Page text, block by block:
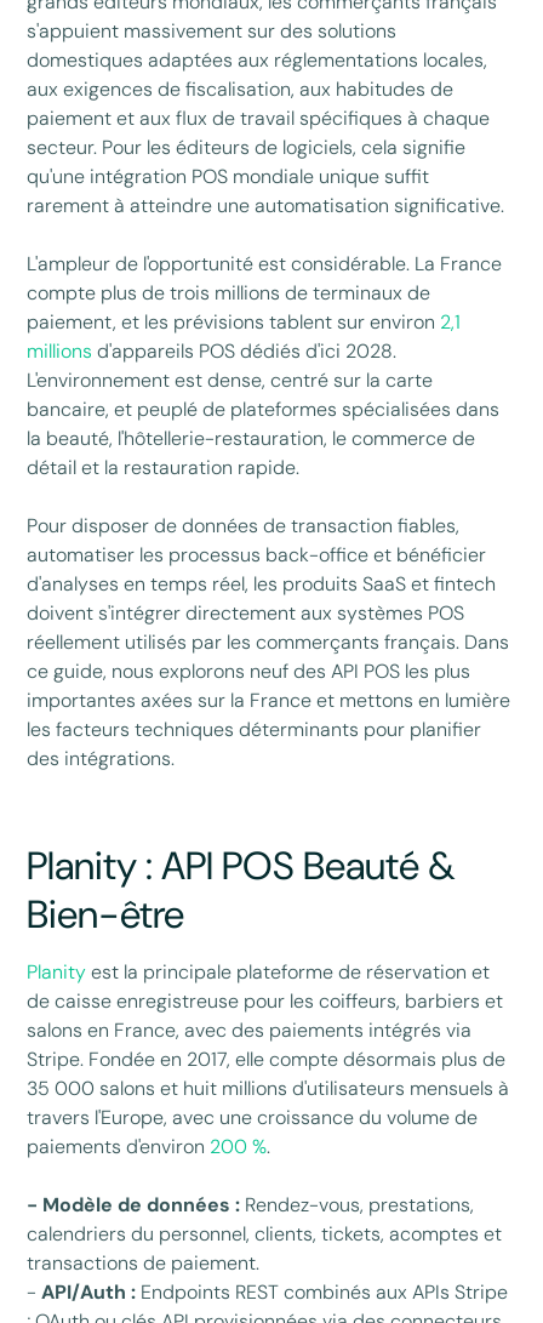
s'appuient massivement sur des solutions
domestiques adaptées aux réglementations locales,
aux exigences de fiscalisation, aux habitudes de
paiement et aux flux de travail spécifiques à chaque
secteur. Pour les éditeurs de logiciels, cela signifie
qu'une intégration POS mondiale unique suffit
rarement à atteindre une automatisation significative.
L'ampleur de l'opportunité est considérable. La France
compte plus de trois millions de terminaux de
paiement, et les prévisions tablent sur environ 2,1
millionsd'appareils POS dédiés d'ici 2028.
L'environnement est dense, centré sur la carte
bancaire, et peuplé de plateformes spécialisées dans
la beauté, l'hôtellerie-restauration, le commerce de
détail et la restauration rapide.
Pour disposer de données de transaction fiables,
automatiser les processus back-office et bénéficier
d'analyses en temps réel, les produits SaaS et fintech
doivent s'intégrer directement aux systèmes POS
réellement utilisés par les commerçants français. Dans
ce guide, nous explorons neuf des API POS les plus
importantes axées sur la France et mettons en lumière
les facteurs techniques déterminants pour planifier
des intégrations.
Planity : API POS Beauté &
Bien-être
Planityest la principale plateforme de réservation et
de caisse enregistreuse pour les coiffeurs, barbiers et
salons en France, avec des paiements intégrés via
Stripe. Fondée en 2017, elle compte désormais plus de
35 000 salons et huit millions d'utilisateurs mensuels à
travers l'Europe, avec une croissance du volume de
paiements d'environ 200 %.
- Modèle de données : Rendez-vous, prestations,
calendriers du personnel, clients, tickets, acomptes et
transactions de paiement.
-API/Auth : Endpoints REST combinés aux APIs Stripe